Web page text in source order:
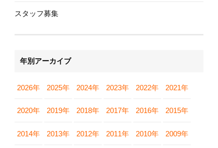
スタッフ募集
年別アーカイブ
2026年 2025年 2024年 2023年 2022年 2021年
2020年 2019年 2018年 2017年 2016年 2015年
2014年 2013年 2012年 2011年 2010年 2009年